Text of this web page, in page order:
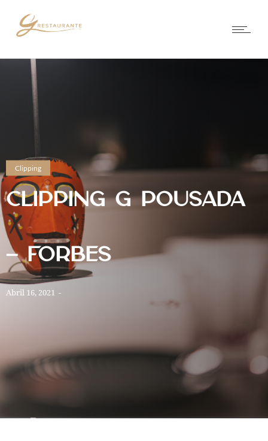
Clipping
CLIPPING G POUSADA
– FORBES
Abril 16, 2021 -